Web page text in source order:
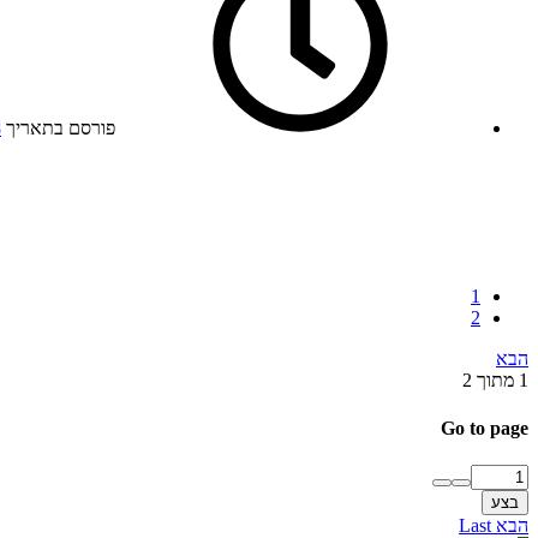
פורסם בתאריך
1
2
הבא
1 מתוך 2
Go to page
בצע
הבא Last